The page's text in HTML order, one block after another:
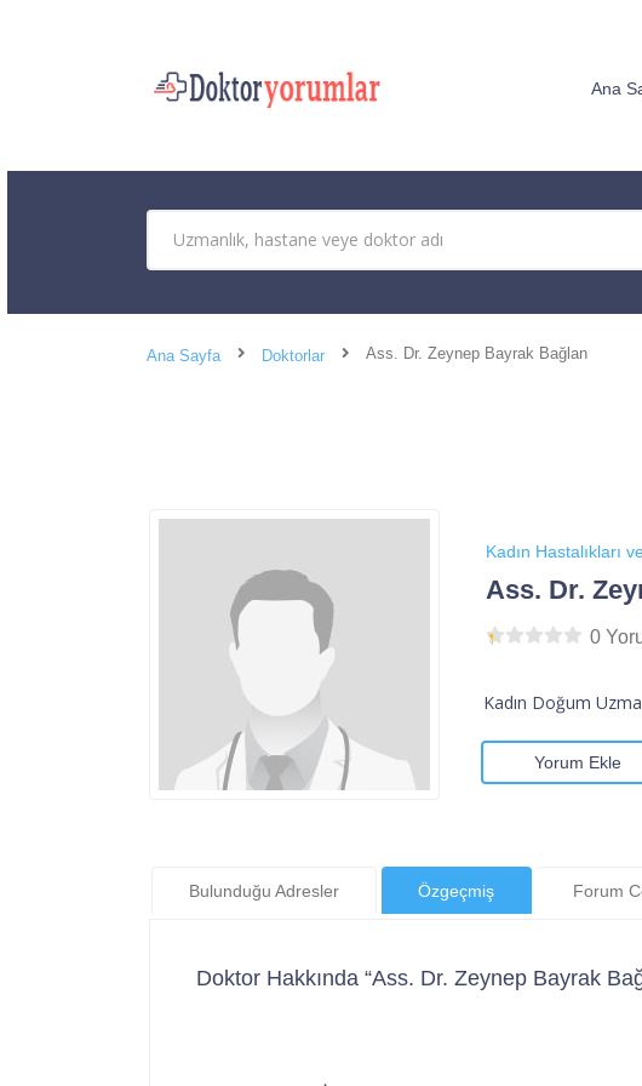
Ana
Ana Sayfa Doktorlar Ass. Dr. Zeynep Bayrak Bağlan
Kadın Hastalıkları
Ass. Dr.
0
Kadın Doğum
Yorum Ekle
Bulunduğu Adresler Özgeçmiş Forum
Doktor Hakkında “Ass. Dr. Zeynep Bayrak